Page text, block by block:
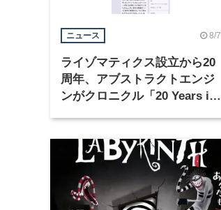
ニュース 8/7
ライゾマティクス設立から20
周年、アブストラクトエンジ
ンがクロニクル「20 Years in